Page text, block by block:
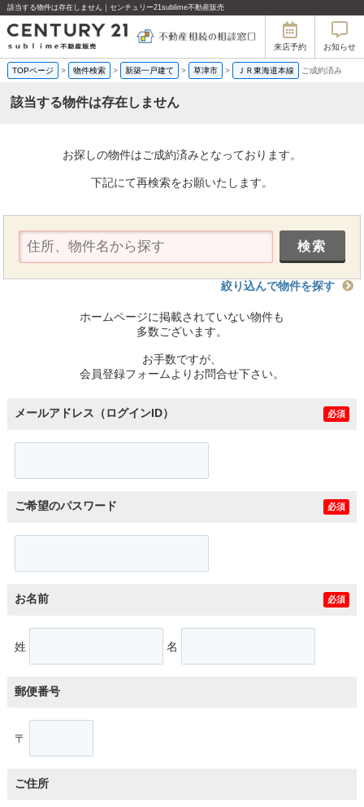
該当する物件は存在しません｜センチュリー21sublime不動産販売
来店予約 お知らせ
TOPページ > 物件検索 > 新築一戸建て > 草津市 > ＪＲ東海道本線 ご成約済み
該当する物件は存在しません
お探しの物件はご成約済みとなっております。
下記にて再検索をお願いたします。
絞り込んで物件を探す
ホームページに掲載されていない物件も
多数ございます。
お手数ですが、
会員登録フォームよりお問合せ下さい。
メールアドレス（ログインID） 必須
ご希望のパスワード 必須
お名前 必須
姓 名
郵便番号
〒
ご住所